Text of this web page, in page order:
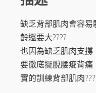
件
桿
劃
船
對
握
包
膠
缺乏背部肌肉會容
齡還要大????
也因為缺乏肌肉支
要徹底擺脫腰痠背
實的訓練背部肌肉